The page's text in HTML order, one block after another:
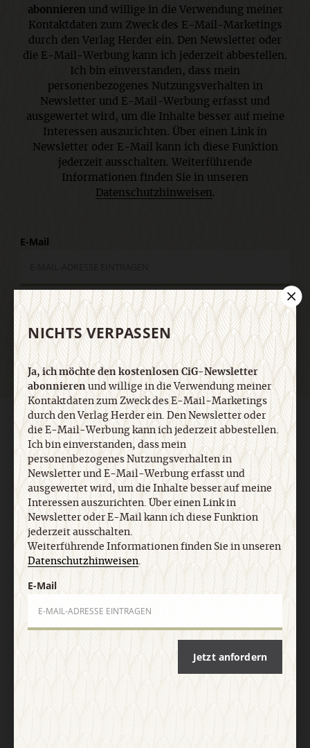
abonnieren und willige in die Verwendung meiner
Kontaktdaten zum Zweck des E-Mail-Marketings
durch den Verlag Herder ein. Den Newsletter oder
die E-Mail-Werbung kann ich jederzeit abbestellen.
Ich bin einverstanden, dass mein
personenbezogenes Nutzungsverhalten in
Newsletter und E-Mail-Werbung erfasst und
ausgewertet wird, um die Inhalte besser auf meine
Interessen auszurichten. Über einen Link in
Newsletter oder E-Mail kann ich diese Funktion
jederzeit ausschalten. Weiterführende
Informationen finden Sie in unseren
Datenschutzhinweisen .
E-Mail
Jetzt anmelden
AGB und Widerrufsbelehrung Datenschutz
Barrierefreiheit
Impressum
Vertrag widerrufen Abo online kündigen
NICHTS VERPASSEN
Ja, ich möchte den kostenlosen CiG-Newsletter
abonnierenund willige in die Verwendung meiner
Kontaktdaten zum Zweck des E-Mail-Marketings
durch den Verlag Herder ein. Den Newsletter oder
die E-Mail-Werbung kann ich jederzeit abbestellen.
Ich bin einverstanden, dass mein
personenbezogenes Nutzungsverhalten in
Newsletter und E-Mail-Werbung erfasst und
ausgewertet wird, um die Inhalte besser auf meine
Interessen auszurichten. Über einen Link in
Newsletter oder E-Mail kann ich diese Funktion
jederzeit ausschalten.
Weiterführende Informationen finden Sie in unseren
Datenschutzhinweisen.
E-Mail
Jetzt anfordern